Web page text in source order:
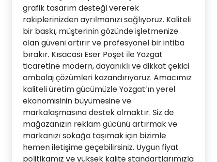
grafik tasarım desteği vererek
rakiplerinizden ayrılmanızı sağlıyoruz. Kaliteli
bir baskı, müşterinin gözünde işletmenize
olan güveni artırır ve profesyonel bir intiba
bırakır. Kısacası Eser Poşet ile Yozgat
ticaretine modern, dayanıklı ve dikkat çekici
ambalaj çözümleri kazandırıyoruz. Amacımız
kaliteli üretim gücümüzle Yozgat’ın yerel
ekonomisinin büyümesine ve
markalaşmasına destek olmaktır. Siz de
mağazanızın reklam gücünü artırmak ve
markanızı sokağa taşımak için bizimle
hemen iletişime geçebilirsiniz. Uygun fiyat
politikamız ve yüksek kalite standartlarımızla